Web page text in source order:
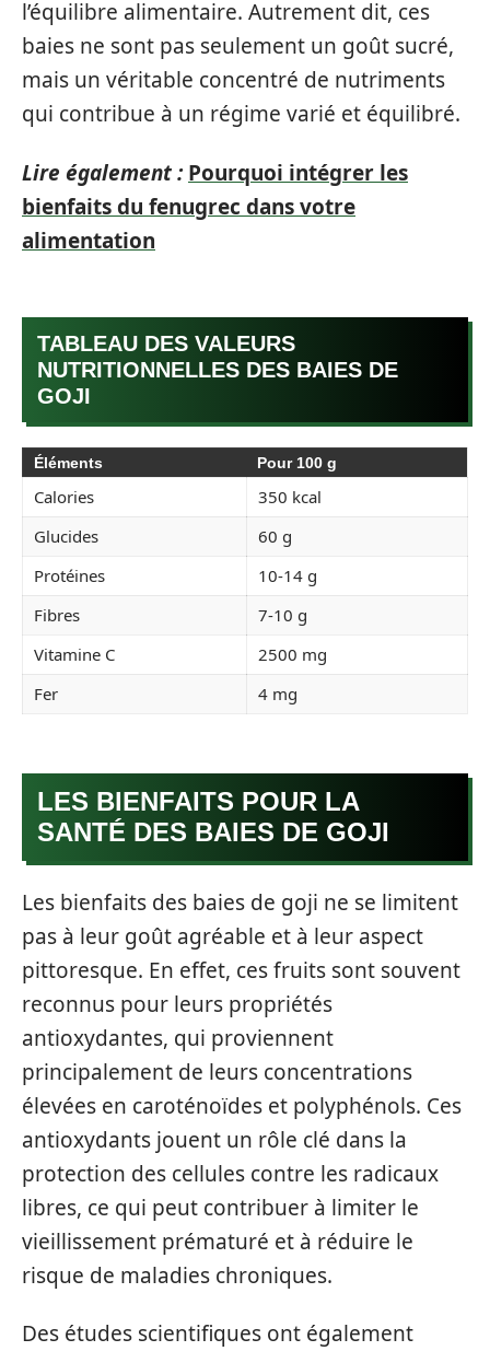
l’équilibre alimentaire. Autrement dit, ces
baies ne sont pas seulement un goût sucré,
mais un véritable concentré de nutriments
qui contribue à un régime varié et équilibré.
Lire également : Pourquoi intégrer les
bienfaits du fenugrec dans votre
alimentation
TABLEAU DES VALEURS
NUTRITIONNELLES DES BAIES DE
GOJI
Éléments Pour 100 g
Calories
350 kcal
Glucides
60 g
Protéines
10-14 g
Fibres
7-10 g
Vitamine C
2500 mg
Fer
4 mg
LES BIENFAITS POUR LA
SANTÉ DES BAIES DE GOJI
Les bienfaits des baies de goji ne se limitent
pas à leur goût agréable et à leur aspect
pittoresque. En effet, ces fruits sont souvent
reconnus pour leurs propriétés
antioxydantes, qui proviennent
principalement de leurs concentrations
élevées en caroténoïdes et polyphénols. Ces
antioxydants jouent un rôle clé dans la
protection des cellules contre les radicaux
libres, ce qui peut contribuer à limiter le
vieillissement prématuré et à réduire le
risque de maladies chroniques.
Des études scientifiques ont également